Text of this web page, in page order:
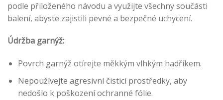
podle přiloženého návodu a využijte všechny součásti
balení, abyste zajistili pevné a bezpečné uchycení.
Údržba garnýž:
Povrch garnýž otírejte měkkým vlhkým hadříkem.
Nepoužívejte agresivní čisticí prostředky, aby
nedošlo k poškození ochranné fólie.